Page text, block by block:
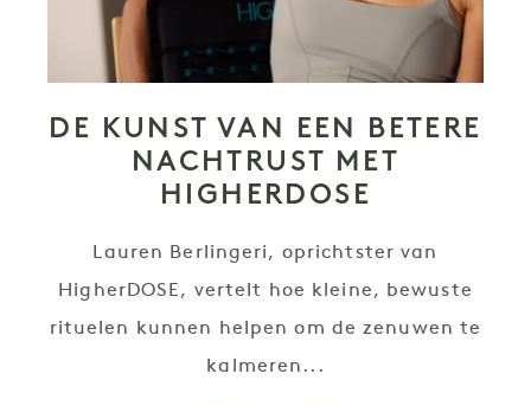
DE KUNST VAN EEN BETERE
NACHTRUST MET
HIGHERDOSE
Lauren Berlingeri, oprichtster van
HigherDOSE, vertelt hoe kleine, bewuste
rituelen kunnen helpen om de zenuwen te
kalmeren...